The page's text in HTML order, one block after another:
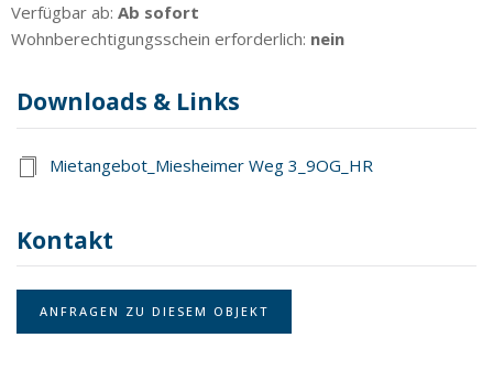
Verfügbar ab: Ab sofort
Wohnberechtigungsschein erforderlich: nein
Downloads & Links
Mietangebot_Miesheimer Weg 3_9OG_HR
Kontakt
ANFRAGEN ZU DIESEM OBJEKT